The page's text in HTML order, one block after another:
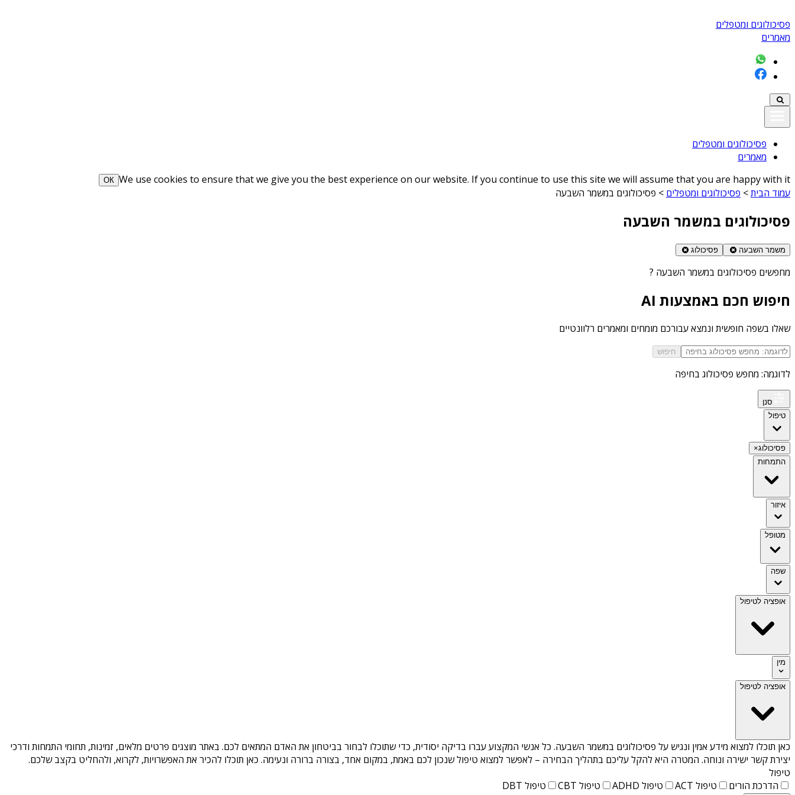
פסיכולוגים ומטפלים
מאמרים
פסיכולוגים ומטפלים
מאמרים
We use cookies to ensure that we give you the best experience on our website. If you continue to use this site we will assume that you are happy with it
ОК
עמוד הבית> פסיכולוגים ומטפלים > פסיכולוגים במשמר השבעה
פסיכולוגים במשמר השבעה
משמר השבעה פסיכולוג
מחפשים פסיכולוגים במשמר השבעה ?
חיפוש חכם באמצעות AI
שאלו בשפה חופשית ונמצא עבורכם מומחים ומאמרים רלוונטיים
חיפוש
לדוגמה: מחפש פסיכולוג בחיפה
סנן
טיפול
פסיכולוג×
התמחות
איזור
מטופל
שפה
אופציה לטיפול
מין
אופציה לטיפול
כאן תוכלו למצוא מידע אמין ונגיש על פסיכולוגים במשמר השבעה. כל אנשי המקצוע עברו בדיקה יסודית, כדי שתוכלו לבחור בביטחון את האדם המתאים לכם. באתר מוצגים פרטים מלאים, זמינות, תחומי התמחות ודרכי
יצירת קשר ישירה ונוחה. המטרה היא להקל עליכם בתהליך הבחירה – לאפשר למצוא טיפול שנכון לכם באמת, במקום אחד, בצורה ברורה ונעימה. כאן תוכלו להכיר את האפשרויות, לקרוא, ולהחליט בקצב שלכם.
טיפול
הדרכת הורים
טיפול ACT טיפול ADHD טיפול CBT טיפול DBT